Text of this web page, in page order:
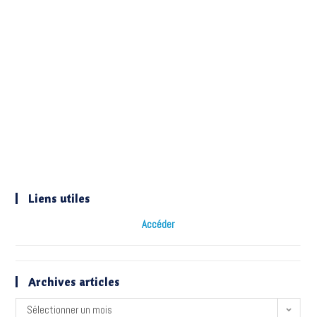
Liens utiles
Accéder
Archives articles
Sélectionner un mois